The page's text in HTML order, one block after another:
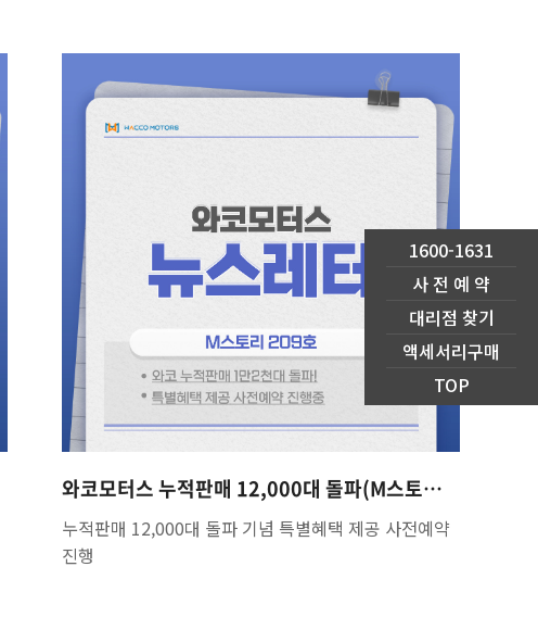
와코모터스 누적판매 12,000대 돌파(M스토리 209호)
누적판매 12,000대 돌파 기념 특별혜택 제공 사전예약
진행
1600-1631
사 전 예 약
대리점 찾기
액세서리구매
TOP